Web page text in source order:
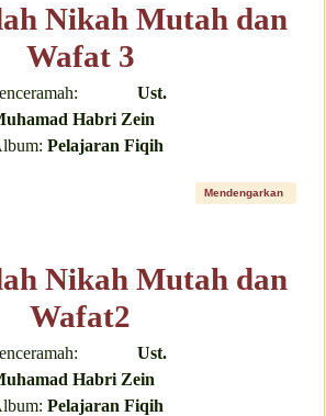
Nikah Mutah dan
Wafat 3
Ust.
Habri Zein
Pelajaran Fiqih
Mendengarkan
Nikah Mutah dan
Wafat2
Ust.
Habri Zein
Pelajaran Fiqih